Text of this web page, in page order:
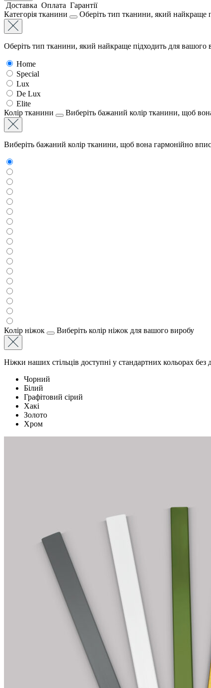
Доставка Оплата Гарантії
Категорія тканини
Оберіть тип тканини, який найкраще
Оберіть тип тканини, який найкраще підходить для
Home
Special
Lux
De Lux
Elite
Колір тканини
Виберіть бажаний колір тканини, щоб
Виберіть бажаний колір тканини, щоб вона гармонійно
Колір ніжок Виберіть колір ніжок для вашого виробу
Ніжки наших стільців доступні у стандартних кольорах без
Чорний
Білий
Графітовий сірий
Хакі
Золото
Хром